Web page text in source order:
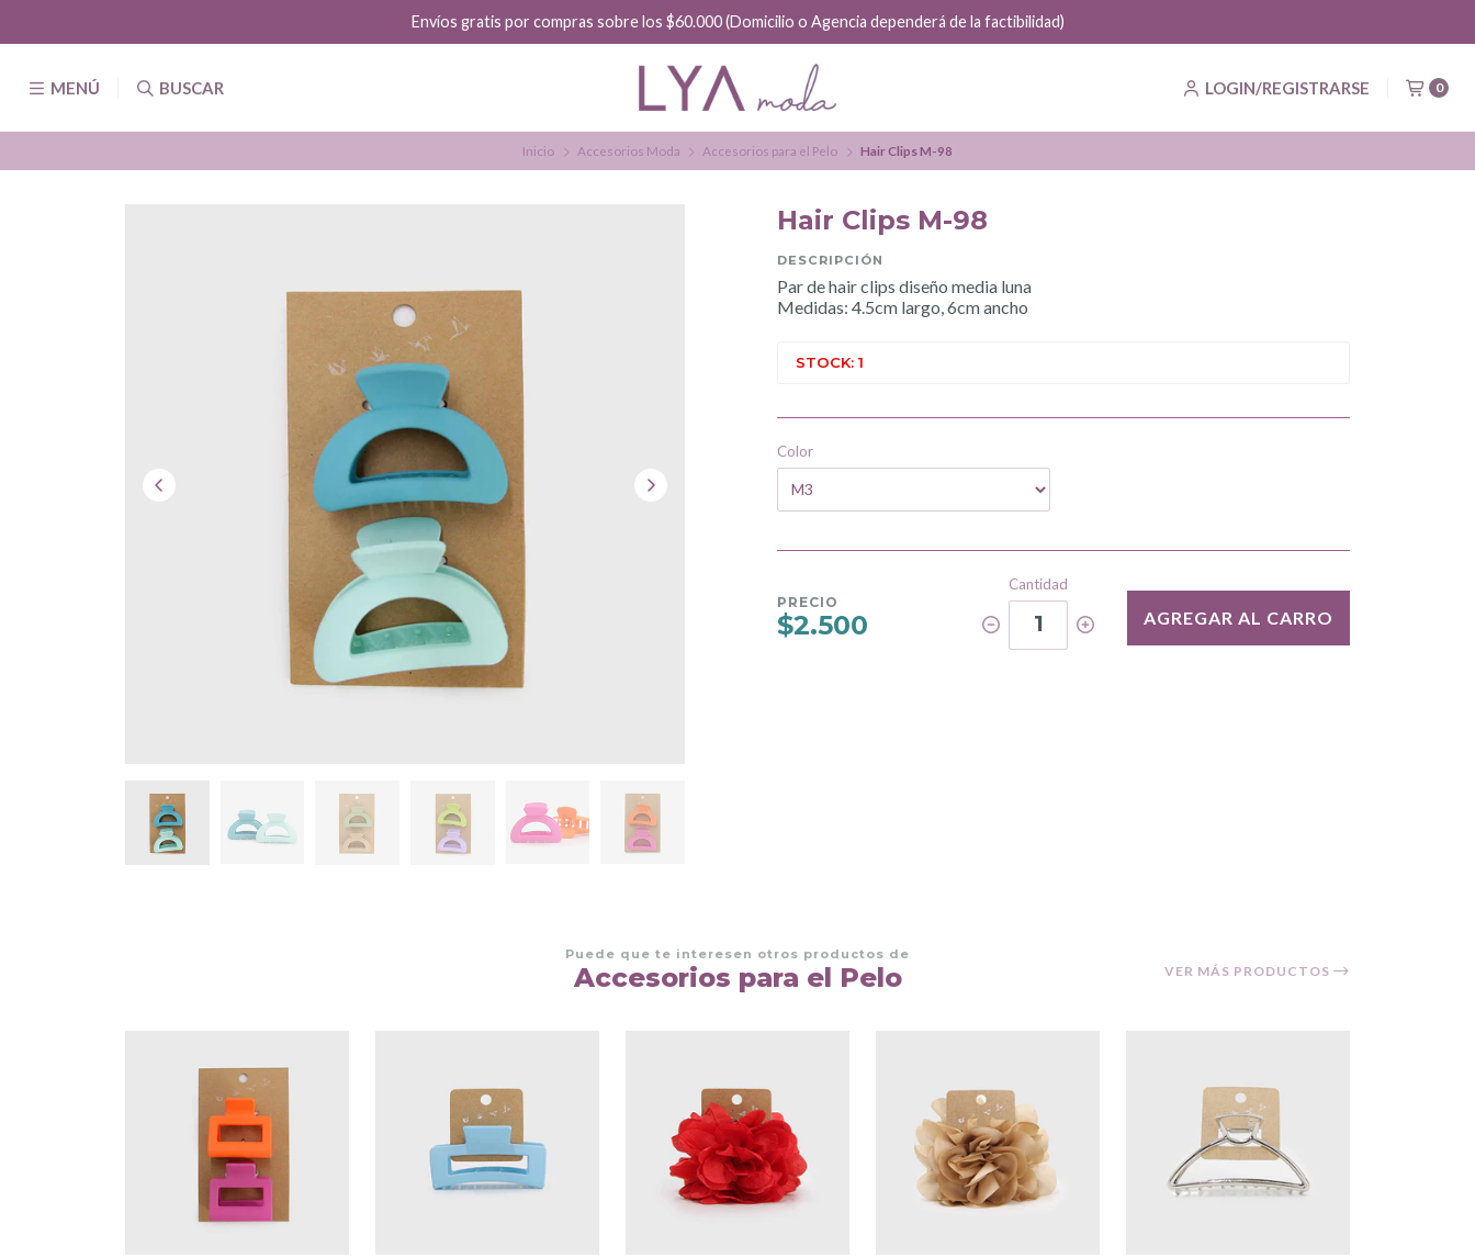
MENÚ BUSCAR LOGIN/REGISTRARSE 0
Hacemos envíos a diario
Inicio Accesorios Moda Accesorios para el Pelo Hair Clips M-98
Hair Clips M-98
DESCRIPCIÓN
Par de hair clips diseño media luna
Medidas: 4.5cm largo, 6cm ancho
STOCK: 1
Color
PRECIO
$2.500
Cantidad
1 AGREGAR AL CARRO
Puede que te interesen otros productos de
Accesorios para el Pelo VER MÁS PRODUCTOS